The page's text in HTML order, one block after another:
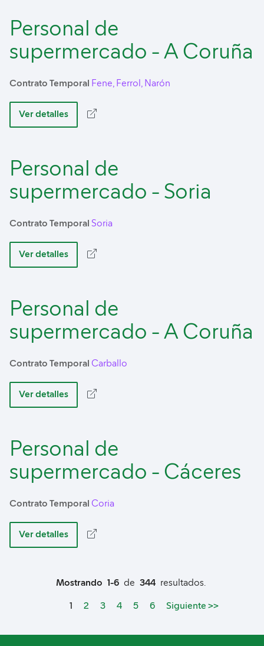
Personal de
supermercado - A Coruña
Contrato Temporal Fene, Ferrol, Narón
Ver detalles
Personal de
supermercado - Soria
Contrato Temporal Soria
Ver detalles
Personal de
supermercado - A Coruña
Contrato Temporal Carballo
Ver detalles
Personal de
supermercado - Cáceres
Contrato Temporal Coria
Ver detalles
Mostrando 1-6 de 344 resultados.
Page
1 2 3 4 5 6 Siguiente >>